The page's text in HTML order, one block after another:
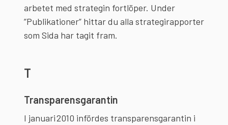
arbetet med strategin fortlöper. Under
”Publikationer” hittar du alla strategirapporter
som Sida har tagit fram.
T
Transparensgarantin
I januari 2010 infördes transparensgarantin i